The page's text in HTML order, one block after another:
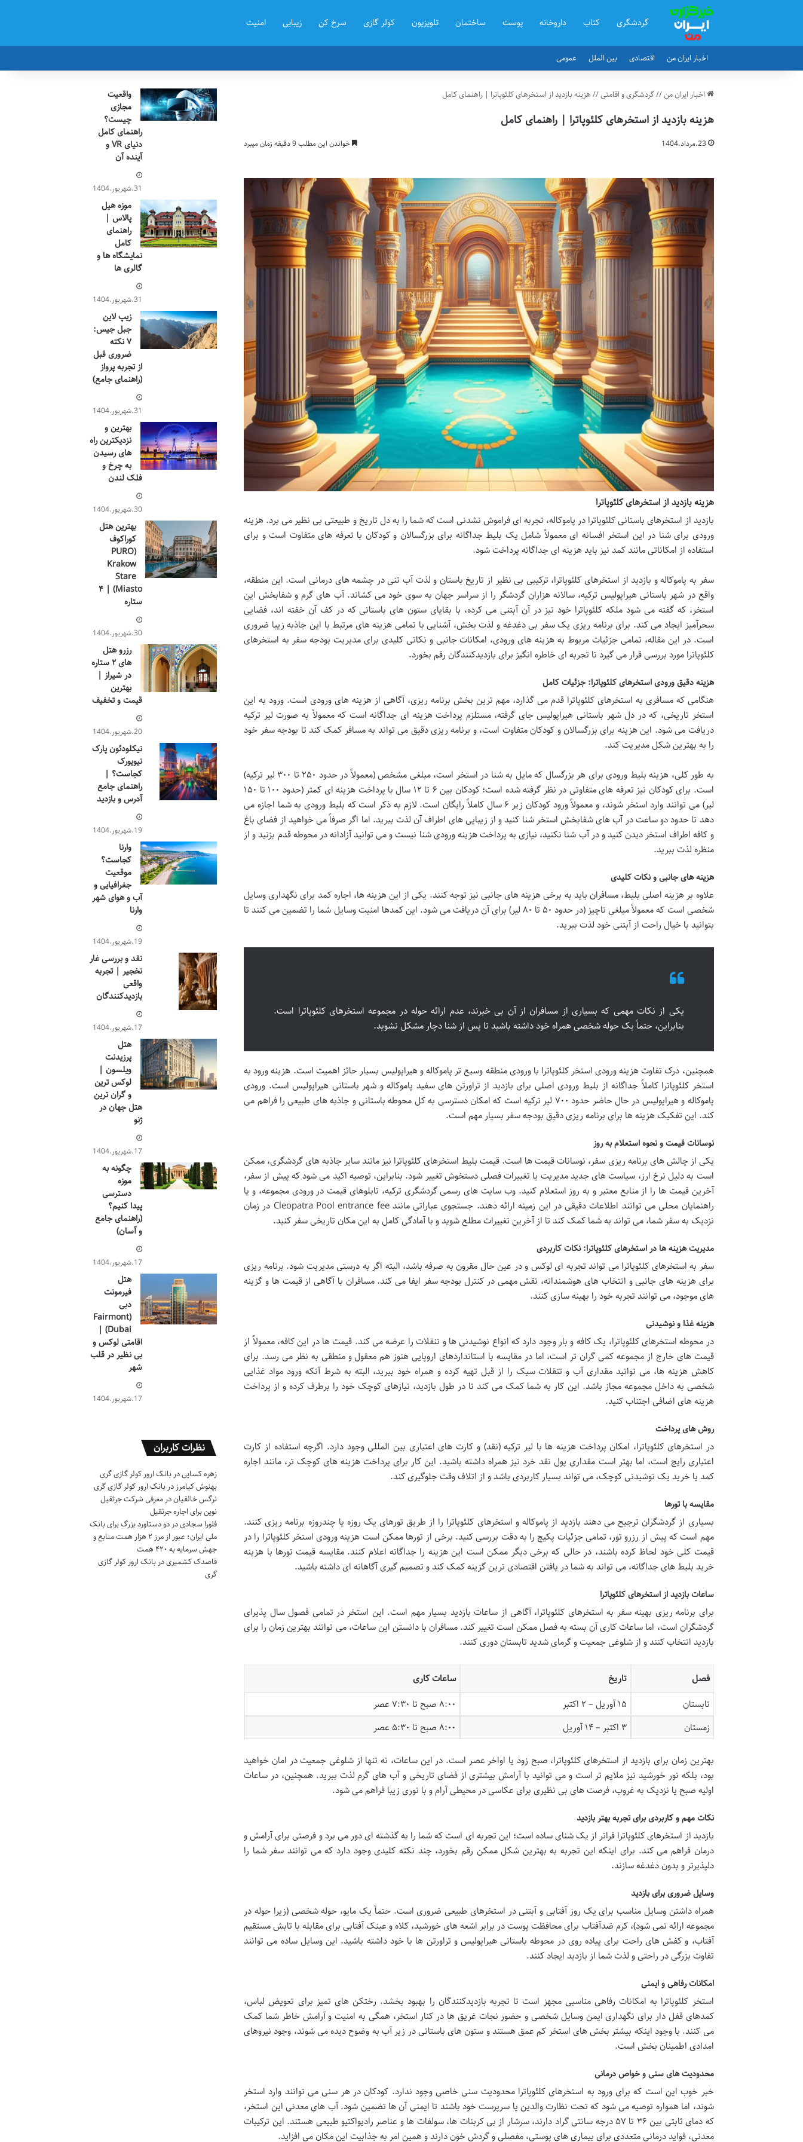
گردشگری کتاب داروخانه پوست ساختمان تلویزیون کولر گازی سرخ کن زیبایی امنیت
اخبار ایران من اقتصادی بین الملل عمومی
اخبار ایران من//گردشگری و اقامتی// هزینه بازدید از استخرهای کلئوپاترا | راهنمای کامل
هزینه بازدید از استخرهای کلئوپاترا | راهنمای کامل
23.مرداد.1404 خواندن این مطلب 9 دقیقه زمان میبرد
هزینه بازدید از استخرهای کلئوپاترا
بازدید از استخرهای باستانی کلئوپاترا در پاموکاله، تجربه ای فراموش نشدنی است که شما را به دل تاریخ و طبیعتی بی نظیر می برد. هزینه
ورودی برای شنا در این استخر افسانه ای معمولاً شامل یک بلیط جداگانه برای بزرگسالان و کودکان با تعرفه های متفاوت است و برای
استفاده از امکاناتی مانند کمد نیز باید هزینه ای جداگانه پرداخت شود.
سفر به پاموکاله و بازدید از استخرهای کلئوپاترا، ترکیبی بی نظیر از تاریخ باستان و لذت آب تنی در چشمه های درمانی است. این منطقه،
واقع در شهر باستانی هیراپولیس ترکیه، سالانه هزاران گردشگر را از سراسر جهان به سوی خود می کشاند. آب های گرم و شفابخش این
استخر، که گفته می شود ملکه کلئوپاترا خود نیز در آن آبتنی می کرده، با بقایای ستون های باستانی که در کف آن خفته اند، فضایی
سحرآمیز ایجاد می کند. برای برنامه ریزی یک سفر بی دغدغه و لذت بخش، آشنایی با تمامی هزینه های مرتبط با این جاذبه زیبا ضروری
است. در این مقاله، تمامی جزئیات مربوط به هزینه های ورودی، امکانات جانبی و نکاتی کلیدی برای مدیریت بودجه سفر به استخرهای
کلئوپاترا مورد بررسی قرار می گیرد تا تجربه ای خاطره انگیز برای بازدیدکنندگان رقم بخورد.
هزینه دقیق ورودی استخرهای کلئوپاترا: جزئیات کامل
هنگامی که مسافری به استخرهای کلئوپاترا قدم می گذارد، مهم ترین بخش برنامه ریزی، آگاهی از هزینه های ورودی است. ورود به این
استخر تاریخی، که در دل شهر باستانی هیراپولیس جای گرفته، مستلزم پرداخت هزینه ای جداگانه است که معمولاً به صورت لیر ترکیه
دریافت می شود. این هزینه برای بزرگسالان و کودکان متفاوت است، و برنامه ریزی دقیق می تواند به مسافر کمک کند تا بودجه سفر خود
را به بهترین شکل مدیریت کند.
به طور کلی، هزینه بلیط ورودی برای هر بزرگسال که مایل به شنا در استخر است، مبلغی مشخص (معمولاً در حدود ۲۵۰ تا ۳۰۰ لیر ترکیه)
است. برای کودکان نیز تعرفه های متفاوتی در نظر گرفته شده است؛ کودکان بین ۶ تا ۱۲ سال با پرداخت هزینه ای کمتر (حدود ۱۰۰ تا ۱۵۰
لیر) می توانند وارد استخر شوند، و معمولاً ورود کودکان زیر ۶ سال کاملاً رایگان است. لازم به ذکر است که بلیط ورودی به شما اجازه می
دهد تا حدود دو ساعت در آب های شفابخش استخر شنا کنید و از زیبایی های اطراف آن لذت ببرید. اما اگر صرفاً می خواهید از فضای باغ
و کافه اطراف استخر دیدن کنید و در آب شنا نکنید، نیازی به پرداخت هزینه ورودی شنا نیست و می توانید آزادانه در محوطه قدم بزنید و از
منظره لذت ببرید.
هزینه های جانبی و نکات کلیدی
علاوه بر هزینه اصلی بلیط، مسافران باید به برخی هزینه های جانبی نیز توجه کنند. یکی از این هزینه ها، اجاره کمد برای نگهداری وسایل
شخصی است که معمولاً مبلغی ناچیز (در حدود ۵۰ تا ۸۰ لیر) برای آن دریافت می شود. این کمدها امنیت وسایل شما را تضمین می کنند تا
بتوانید با خیال راحت از آبتنی خود لذت ببرید.
یکی از نکات مهمی که بسیاری از مسافران از آن بی خبرند، عدم ارائه حوله در مجموعه استخرهای کلئوپاترا است.
بنابراین، حتماً یک حوله شخصی همراه خود داشته باشید تا پس از شنا دچار مشکل نشوید.
همچنین، درک تفاوت هزینه ورودی استخر کلئوپاترا با ورودی منطقه وسیع تر پاموکاله و هیراپولیس بسیار حائز اهمیت است. هزینه ورود به
استخر کلئوپاترا کاملاً جداگانه از بلیط ورودی اصلی برای بازدید از تراورتن های سفید پاموکاله و شهر باستانی هیراپولیس است. ورودی
پاموکاله و هیراپولیس در حال حاضر حدود ۷۰۰ لیر ترکیه است که امکان دسترسی به کل محوطه باستانی و جاذبه های طبیعی را فراهم می
کند. این تفکیک هزینه ها برای برنامه ریزی دقیق بودجه سفر بسیار مهم است.
نوسانات قیمت و نحوه استعلام به روز
یکی از چالش های برنامه ریزی سفر، نوسانات قیمت ها است. قیمت بلیط استخرهای کلئوپاترا نیز مانند سایر جاذبه های گردشگری، ممکن
است به دلیل نرخ ارز، سیاست های جدید مدیریت یا تغییرات فصلی دستخوش تغییر شود. بنابراین، توصیه اکید می شود که پیش از سفر،
آخرین قیمت ها را از منابع معتبر و به روز استعلام کنید. وب سایت های رسمی گردشگری ترکیه، تابلوهای قیمت در ورودی مجموعه، و یا
راهنمایان محلی می توانند اطلاعات دقیقی در این زمینه ارائه دهند. جستجوی عباراتی مانند Cleopatra Pool entrance fee در زمان
نزدیک به سفر شما، می تواند به شما کمک کند تا از آخرین تغییرات مطلع شوید و با آمادگی کامل به این مکان تاریخی سفر کنید.
مدیریت هزینه ها در استخرهای کلئوپاترا: نکات کاربردی
سفر به استخرهای کلئوپاترا می تواند تجربه ای لوکس و در عین حال مقرون به صرفه باشد، البته اگر به درستی مدیریت شود. برنامه ریزی
برای هزینه های جانبی و انتخاب های هوشمندانه، نقش مهمی در کنترل بودجه سفر ایفا می کند. مسافران با آگاهی از قیمت ها و گزینه
های موجود، می توانند تجربه خود را بهینه سازی کنند.
هزینه غذا و نوشیدنی
در محوطه استخرهای کلئوپاترا، یک کافه و بار وجود دارد که انواع نوشیدنی ها و تنقلات را عرضه می کند. قیمت ها در این کافه، معمولاً از
قیمت های خارج از مجموعه کمی گران تر است، اما در مقایسه با استانداردهای اروپایی هنوز هم معقول و منطقی به نظر می رسد. برای
کاهش هزینه ها، می توانید مقداری آب و تنقلات سبک را از قبل تهیه کرده و همراه خود ببرید، البته به شرط آنکه ورود مواد غذایی
شخصی به داخل مجموعه مجاز باشد. این کار به شما کمک می کند تا در طول بازدید، نیازهای کوچک خود را برطرف کرده و از پرداخت
هزینه های اضافی اجتناب کنید.
روش های پرداخت
در استخرهای کلئوپاترا، امکان پرداخت هزینه ها با لیر ترکیه (نقد) و کارت های اعتباری بین المللی وجود دارد. اگرچه استفاده از کارت
اعتباری رایج است، اما بهتر است مقداری پول نقد خرد نیز همراه داشته باشید. این کار برای پرداخت هزینه های کوچک تر، مانند اجاره
کمد یا خرید یک نوشیدنی کوچک، می تواند بسیار کاربردی باشد و از اتلاف وقت جلوگیری کند.
مقایسه با تورها
بسیاری از گردشگران ترجیح می دهند بازدید از پاموکاله و استخرهای کلئوپاترا را از طریق تورهای یک روزه یا چندروزه برنامه ریزی کنند.
مهم است که پیش از رزرو تور، تمامی جزئیات پکیج را به دقت بررسی کنید. برخی از تورها ممکن است هزینه ورودی استخر کلئوپاترا را در
قیمت کلی خود لحاظ کرده باشند، در حالی که برخی دیگر ممکن است این هزینه را جداگانه اعلام کنند. مقایسه قیمت تورها با هزینه
خرید بلیط های جداگانه، می تواند به شما در یافتن اقتصادی ترین گزینه کمک کند و تصمیم گیری آگاهانه ای داشته باشید.
ساعات بازدید از استخرهای کلئوپاترا
برای برنامه ریزی بهینه سفر به استخرهای کلئوپاترا، آگاهی از ساعات بازدید بسیار مهم است. این استخر در تمامی فصول سال پذیرای
گردشگران است، اما ساعات کاری آن بسته به فصل ممکن است تغییر کند. مسافران با دانستن این ساعات، می توانند بهترین زمان را برای
بازدید انتخاب کنند و از شلوغی جمعیت و گرمای شدید تابستان دوری کنند.
فصل تاریخ
ساعات کاری
تابستان
۱۵ آوریل – ۲ اکتبر
۸:۰۰ صبح تا ۷:۳۰ عصر
زمستان
۳ اکتبر – ۱۴ آوریل ۸:۰۰ صبح تا ۵:۳۰ عصر
بهترین زمان برای بازدید از استخرهای کلئوپاترا، صبح زود یا اواخر عصر است. در این ساعات، نه تنها از شلوغی جمعیت در امان خواهید
بود، بلکه نور خورشید نیز ملایم تر است و می توانید با آرامش بیشتری از فضای تاریخی و آب های گرم لذت ببرید. همچنین، در ساعات
اولیه صبح یا نزدیک به غروب، فرصت های بی نظیری برای عکاسی در محیطی آرام و با نوری زیبا فراهم می شود.
نکات مهم و کاربردی برای تجربه بهتر بازدید
بازدید از استخرهای کلئوپاترا فراتر از یک شنای ساده است؛ این تجربه ای است که شما را به گذشته ای دور می برد و فرصتی برای آرامش و
درمان فراهم می کند. برای اینکه این تجربه به بهترین شکل ممکن رقم بخورد، چند نکته کلیدی وجود دارد که می توانند سفر شما را
دلپذیرتر و بدون دغدغه سازند.
وسایل ضروری برای بازدید
همراه داشتن وسایل مناسب برای یک روز آفتابی و آبتنی در استخرهای طبیعی ضروری است. حتماً یک مایو، حوله شخصی (زیرا حوله در
مجموعه ارائه نمی شود)، کرم ضدآفتاب برای محافظت پوست در برابر اشعه های خورشید، کلاه و عینک آفتابی برای مقابله با تابش مستقیم
آفتاب، و کفش های راحت برای پیاده روی در محوطه باستانی هیراپولیس و تراورتن ها با خود داشته باشید. این وسایل ساده می توانند
تفاوت بزرگی در راحتی و لذت شما از بازدید ایجاد کنند.
امکانات رفاهی و ایمنی
استخر کلئوپاترا به امکانات رفاهی مناسبی مجهز است تا تجربه بازدیدکنندگان را بهبود بخشد. رختکن های تمیز برای تعویض لباس،
کمدهای قفل دار برای نگهداری ایمن وسایل شخصی و حضور نجات غریق ها در کنار استخر، همگی به امنیت و آرامش خاطر شما کمک
می کنند. با وجود اینکه بیشتر بخش های استخر کم عمق هستند و ستون های باستانی در زیر آب به وضوح دیده می شوند، وجود نیروهای
امدادی اطمینان بخش است.
محدودیت های سنی و خواص درمانی
خبر خوب این است که برای ورود به استخرهای کلئوپاترا محدودیت سنی خاصی وجود ندارد. کودکان در هر سنی می توانند وارد استخر
شوند، اما همواره توصیه می شود که تحت نظارت والدین یا سرپرست خود باشند تا ایمنی آن ها تضمین شود. آب های معدنی این استخر،
که دمای ثابتی بین ۳۶ تا ۵۷ درجه سانتی گراد دارند، سرشار از بی کربنات ها، سولفات ها و عناصر رادیواکتیو طبیعی هستند. این ترکیبات
معدنی، فواید درمانی متعددی برای بیماری های پوستی، مفصلی و گردش خون دارند و همین امر به جذابیت این مکان می افزاید.
واقعیت
مجازی
چیست؟
راهنمای کامل
دنیای VR و
آینده آن
31.شهریور.1404
موزه هیل
پالاس |
راهنمای
کامل
نمایشگاه ها و
گالری ها
31.شهریور.1404
زیپ لاین
جبل جیس:
۷ نکته
ضروری قبل
از تجربه پرواز
(راهنمای جامع)
31.شهریور.1404
بهترین و
نزدیکترین راه
های رسیدن
به چرخ و
فلک لندن
30.شهریور.1404
بهترین هتل
کوراکوف
(PURO
Krakow
Stare
Miasto) | ۴
ستاره
30.شهریور.1404
رزرو هتل
های ۲ ستاره
در شیراز |
بهترین
قیمت و تخفیف
20.شهریور.1404
نیکلودئون پارک
نیویورک
کجاست؟ |
راهنمای جامع
آدرس و بازدید
19.شهریور.1404
وارنا
کجاست؟
موقعیت
جغرافیایی و
آب و هوای شهر
وارنا
19.شهریور.1404
نقد و بررسی غار
نخجیر | تجربه
واقعی
بازدیدکنندگان
17.شهریور.1404
هتل
پرزیدنت
ویلسون |
لوکس ترین
و گران ترین
هتل جهان در
ژنو
17.شهریور.1404
چگونه به
موزه
دسترسی
پیدا کنیم؟
(راهنمای جامع
و آسان)
17.شهریور.1404
هتل
فیرمونت
دبی
(Fairmont
Dubai) |
اقامتی لوکس و
بی نظیر در قلب
شهر
17.شهریور.1404
نظرات کاربران
زهره کساییدر بانک ارور کولر گازی گری
بهنوش کیامرز در بانک ارور کولر گازی گری
نرگس خالقیاندر معرفی شرکت جرثقیل
نوین برای اجاره جرثقیل
فلورا سجادیدر دو دستاورد بزرگ برای بانک
ملی ایران؛ عبور از مرز ۲ هزار همت منابع و
جهش سرمایه به ۴۲۰ همت
قاصدک کشمیریدر بانک ارور کولر گازی
گری